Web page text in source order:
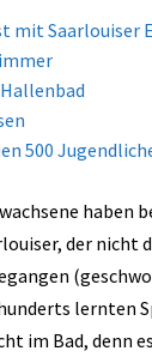
mit Saarlouiser
500
haben
der nicht
lernten
im Bad, denn